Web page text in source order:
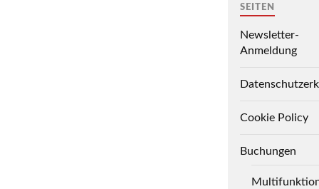
SEITEN
Newsletter-
Anmeldung
Cookie Policy
Buchungen